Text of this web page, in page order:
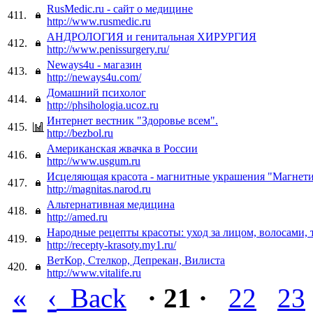
411.
RusMedic.ru - сайт о медицине
http://www.rusmedic.ru
412.
АНДРОЛОГИЯ и генитальная ХИРУРГИЯ
http://www.penissurgery.ru/
413.
Neways4u - магазин
http://neways4u.com/
414.
Домашний психолог
http://phsihologia.ucoz.ru
415.
Интернет вестник "Здоровье всем".
http://bezbol.ru
416.
Американская жвачка в России
http://www.usgum.ru
417.
Исцеляющая красота - магнитные украшения
http://magnitas.narod.ru
418.
Альтернативная медицина
http://amed.ru
419.
Народные рецепты красоты: уход за лицом, волосами,
http://recepty-krasoty.my1.ru/
420.
ВетКор, Стелкор, Депрекан, Вилиста
http://www.vitalife.ru
« ‹ Back · 21 · 22
23